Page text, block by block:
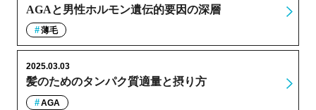
AGAと男性ホルモン遺伝的要因の深層
薄毛
髪のためのタンパク質適量と摂り方
2025.03.03
AGA